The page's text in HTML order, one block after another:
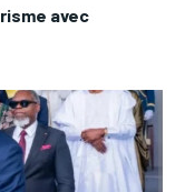
avec